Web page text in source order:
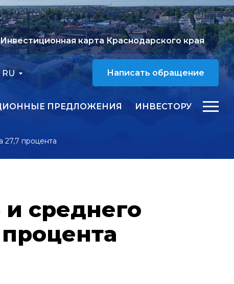
RU
Инвестиционная карта Краснодарского края
Написать обращение
ПРЕДЛОЖЕНИЯ ИНВЕСТОРУ
27,7 процента
среднего